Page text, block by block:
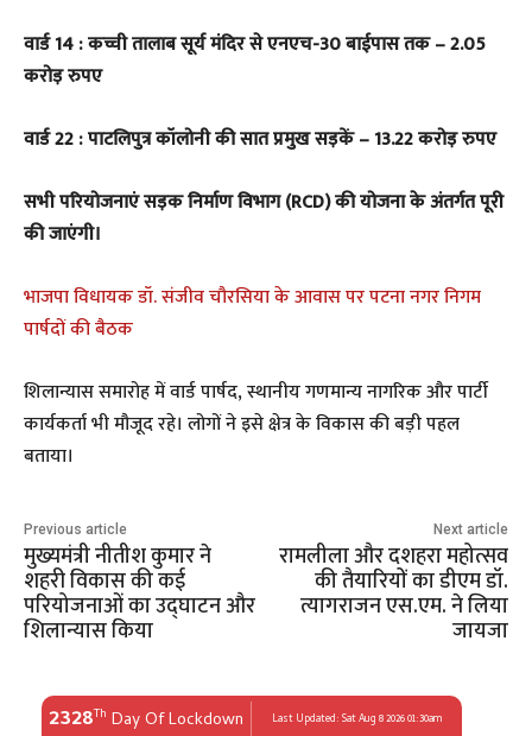
वार्ड 14 : कच्ची तालाब सूर्य मंदिर से एनएच-30 बाईपास तक – 2.05
करोड़ रुपए
वार्ड 22 : पाटलिपुत्र कॉलोनी की सात प्रमुख सड़कें – 13.22 करोड़ रुपए
सभी परियोजनाएं सड़क निर्माण विभाग (RCD) की योजना के अंतर्गत पूरी
की जाएंगी।
भाजपा विधायक डॉ. संजीव चौरसिया के आवास पर पटना नगर निगम
पार्षदों की बैठक
शिलान्यास समारोह में वार्ड पार्षद, स्थानीय गणमान्य नागरिक और पार्टी
कार्यकर्ता भी मौजूद रहे। लोगों ने इसे क्षेत्र के विकास की बड़ी पहल
बताया।
Previous article
मुख्यमंत्री नीतीश कुमार ने
शहरी विकास की कई
परियोजनाओं का उद्घाटन और
शिलान्यास किया
Next article
रामलीला और दशहरा महोत्सव
की तैयारियों का डीएम डॉ.
त्यागराजन एस.एम. ने लिया
जायजा